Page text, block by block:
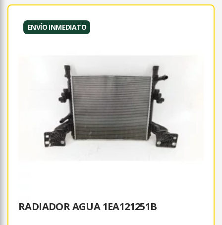
ENVÍO INMEDIATO
RADIADOR AGUA 1EA121251B